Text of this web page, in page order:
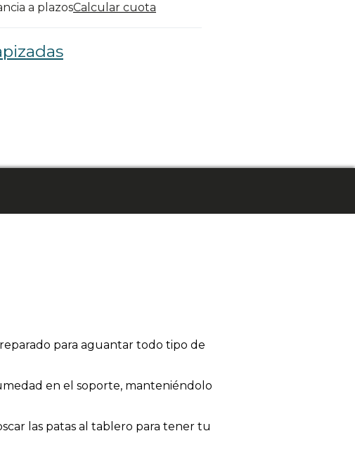
a plazosCalcular cuota
para aguantar todo tipo de
en el soporte, manteniéndolo
las patas al tablero para tener tu